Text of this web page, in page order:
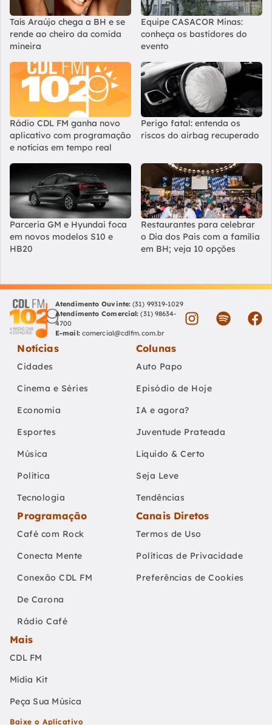
Taís Araújo chega a BH e se
rende ao cheiro da comida
mineira
Equipe CASACOR Minas:
conheça os bastidores do
evento
Rádio CDL FM ganha novo
aplicativo com programação
e notícias em tempo real
Perigo fatal: entenda os
riscos do airbag recuperado
Parceria GM e Hyundai foca
em novos modelos S10 e
HB20
Restaurantes para celebrar
o Dia dos Pais com a família
em BH; veja 10 opções
Atendimento Ouvinte: (31) 99319-1029
Atendimento Comercial: (31) 98634-
4700
E-mail: comercial@cdlfm.com.br
Notícias
Cidades
Cinema e Séries
Economia
Esportes
Música
Política
Tecnologia
Colunas
Auto Papo
Episódio de Hoje
IA e agora?
Juventude Prateada
Líquido & Certo
Seja Leve
Tendências
Programação
Café com Rock
Conecta Mente
Conexão CDL FM
De Carona
Rádio Café
Canais Diretos
Termos de Uso
Políticas de Privacidade
Preferências de Cookies
Mais
CDL FM
Mídia Kit
Peça Sua Música
Baixe o Aplicativo